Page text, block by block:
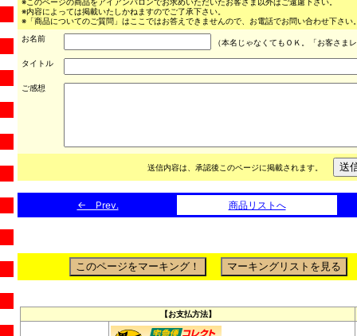
※内容によっては掲載いたしかねますのでご了承下さい。
※「商品についてのご質問」はここではお答えできませんので、お電話でお問い合わせ下さ
お名前
（本名じゃなくてもＯＫ。「お客さま
タイトル
ご感想
送信内容は、承認後このページに掲載されます。
← Prev. 商品リストへ
【お支払方法】